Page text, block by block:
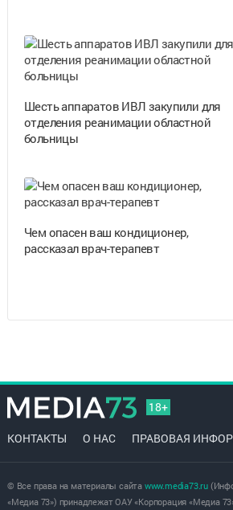
Шесть аппаратов ИВЛ закупили для
отделения реанимации областной
больницы
Чем опасен ваш кондиционер,
рассказал врач-терапевт
18+
КОНТАКТЫ О НАС ПРАВОВАЯ
© Все права на материалы сайта www.media73.ru
«Медиа 73») принадлежат ОАУ «Корпорация «Медиа